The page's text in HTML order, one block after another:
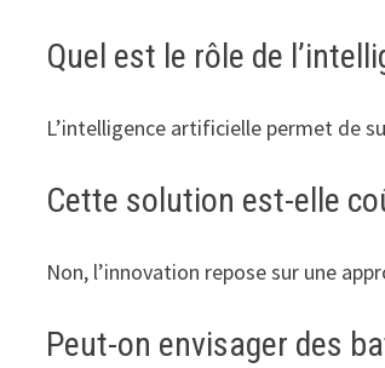
Quel est le rôle de
L’intelligence artificielle permet de
Cette solution est-elle
Non, l’innovation repose sur une
Peut-on envisager des